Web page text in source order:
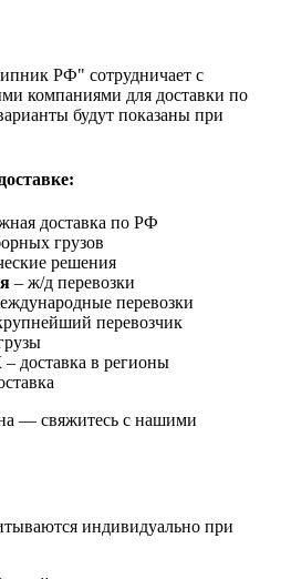
РФ" сотрудничает с
компаниями для доставки по
будут показаны при
доставка по РФ
грузов
решения
– ж/д перевозки
перевозки
перевозчик
– доставка в регионы
— свяжитесь с нашими
индивидуально при